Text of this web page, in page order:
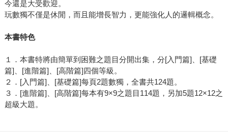
今還是大受歡迎。
玩數獨不僅是休閒，而且能增長智力，更能強化人的邏輯概念。
本書特色
１．本書特將由簡單到困難之題目分開出集，分[入門篇]、[基礎
篇]、[進階篇]、[高階篇]四個等級。
２．[入門篇]、[基礎篇]每頁2題數獨，全書共124題。
３．[進階篇]、[高階篇]每本有9×9之題目114題，另加5題12×12之
超級大題。